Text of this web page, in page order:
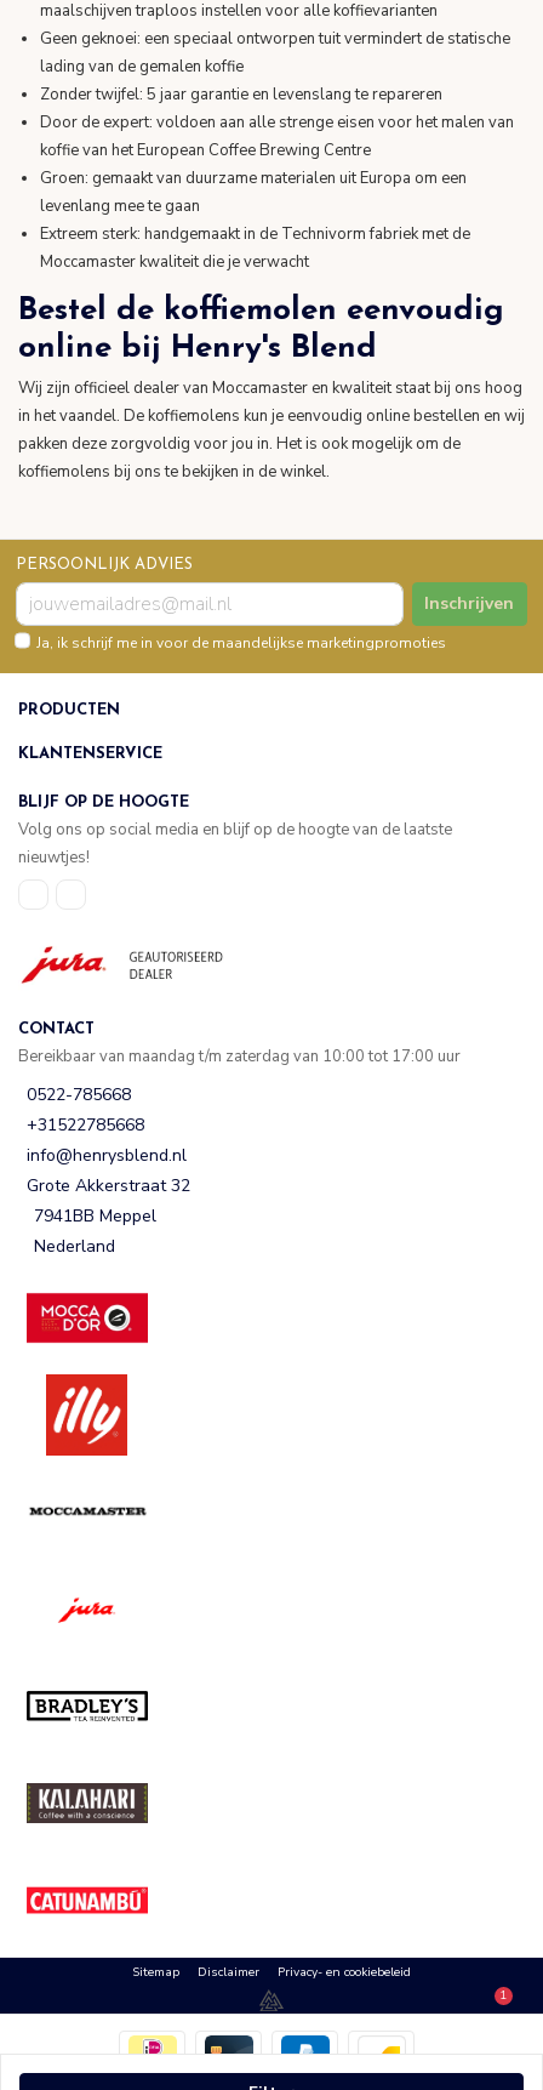
maalschijven traploos instellen voor alle koffievarianten
Geen geknoei: een speciaal ontworpen tuit vermindert de statische
lading van de gemalen koffie
Zonder twijfel: 5 jaar garantie en levenslang te repareren
Door de expert: voldoen aan alle strenge eisen voor het malen van
koffie van het European Coffee Brewing Centre
Groen: gemaakt van duurzame materialen uit Europa om een
levenlang mee te gaan
Extreem sterk: handgemaakt in de Technivorm fabriek met de
Moccamaster kwaliteit die je verwacht
Bestel de koffiemolen eenvoudig
online bij Henry's Blend
Wij zijn officieel dealer van Moccamaster en kwaliteit staat bij ons hoog
in het vaandel. De koffiemolens kun je eenvoudig online bestellen en wij
pakken deze zorgvoldig voor jou in. Het is ook mogelijk om de
koffiemolens bij ons te bekijken in de winkel.
1
PERSOONLIJK ADVIES
Inschrijven
Ja, ik schrijf me in voor de maandelijkse marketingpromoties
PRODUCTEN
KLANTENSERVICE
BLIJF OP DE HOOGTE
Volg ons op social media en blijf op de hoogte van de laatste
nieuwtjes!
CONTACT
Bereikbaar van maandag t/m zaterdag van 10:00 tot 17:00 uur
0522-785668
+31522785668
info@henrysblend.nl
Grote Akkerstraat 32
7941BB Meppel
Nederland
Sitemap Disclaimer Privacy- en cookiebeleid